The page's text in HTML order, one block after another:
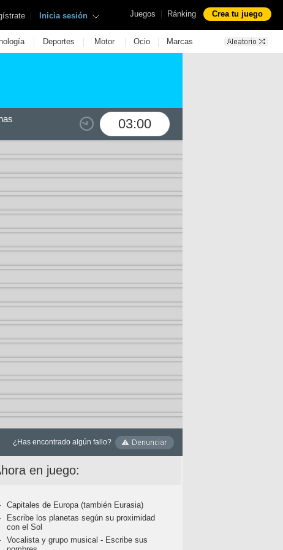
Juegos | Ránking Crea tu juego
| Inicia sesión
| Deportes | Motor | Ocio | Marcas
03:00
¿Has encontrado algún fallo?
en juego:
Capitales de Europa (también Eurasia)
Escribe los planetas según su proximidad
con el Sol
Vocalista y grupo musical - Escribe sus